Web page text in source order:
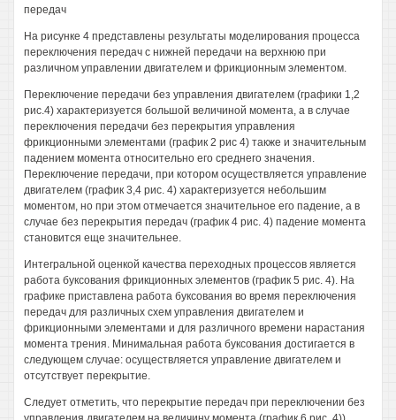
передач
На рисунке 4 представлены результаты моделирования процесса
переключения передач с нижней передачи на верхнюю при
различном управлении двигателем и фрикционным элементом.
Переключение передачи без управления двигателем (графики 1,2
рис.4) характеризуется большой величиной момента, а в случае
переключения передачи без перекрытия управления
фрикционными элементами (график 2 рис 4) также и значительным
падением момента относительно его среднего значения.
Переключение передачи, при котором осуществляется управление
двигателем (график 3,4 рис. 4) характеризуется небольшим
моментом, но при этом отмечается значительное его падение, а в
случае без перекрытия передач (график 4 рис. 4) падение момента
становится еще значительнее.
Интегральной оценкой качества переходных процессов является
работа буксования фрикционных элементов (график 5 рис. 4). На
графике приставлена работа буксования во время переключения
передач для различных схем управления двигателем и
фрикционными элементами и для различного времени нарастания
момента трения. Минимальная работа буксования достигается в
следующем случае: осуществляется управление двигателем и
отсутствует перекрытие.
Следует отметить, что перекрытие передач при переключении без